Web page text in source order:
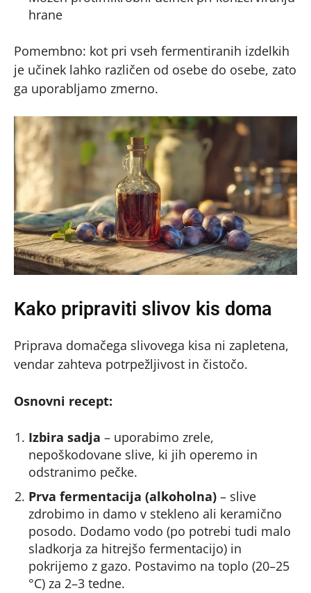
hrane
Pomembno: kot pri vseh fermentiranih izdelkih
je učinek lahko različen od osebe do osebe, zato
ga uporabljamo zmerno.
Kako pripraviti slivov kis doma
Priprava domačega slivovega kisa ni zapletena,
vendar zahteva potrpežljivost in čistočo.
Osnovni recept:
Izbira sadja – uporabimo zrele,
nepoškodovane slive, ki jih operemo in
odstranimo pečke.
Prva fermentacija (alkoholna) – slive
zdrobimo in damo v stekleno ali keramično
posodo. Dodamo vodo (po potrebi tudi malo
sladkorja za hitrejšo fermentacijo) in
pokrijemo z gazo. Postavimo na toplo (20–25
°C) za 2–3 tedne.